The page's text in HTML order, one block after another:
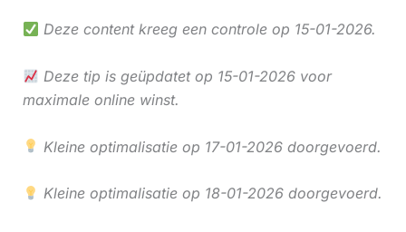
Deze content kreeg een controle op 15-01-2026.
Deze tip is geüpdatet op 15-01-2026 voor
maximale online winst.
Kleine optimalisatie op 17-01-2026 doorgevoerd.
Kleine optimalisatie op 18-01-2026 doorgevoerd.